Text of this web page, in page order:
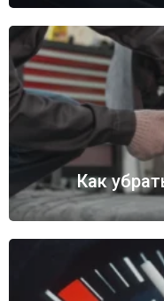
Как